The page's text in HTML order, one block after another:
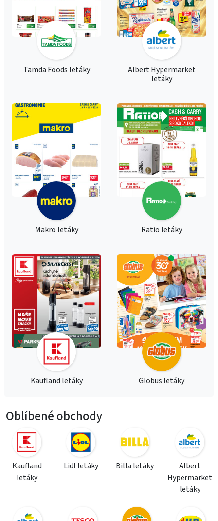
Tamda Foods letáky
Albert Hypermarket
letáky
Makro letáky Ratio letáky
Kaufland letáky Globus letáky
Oblíbené obchody
Kaufland
letáky
Lidl letáky Billa letáky
Albert
Hypermarket
letáky